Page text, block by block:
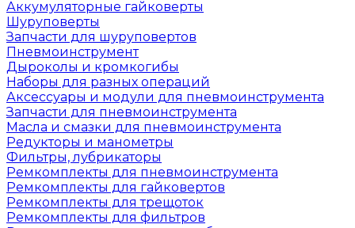
Аккумуляторные гайковерты
Шуруповерты
Запчасти для шуруповертов
Пневмоинструмент
Дыроколы и кромкогибы
Наборы для разных операций
Аксессуары и модули для пневмоинструмента
Запчасти для пневмоинструмента
Масла и смазки для пневмоинструмента
Редукторы и манометры
Фильтры, лубрикаторы
Ремкомплекты для пневмоинструмента
Ремкомплекты для гайковертов
Ремкомплекты для трещоток
Ремкомплекты для фильтров